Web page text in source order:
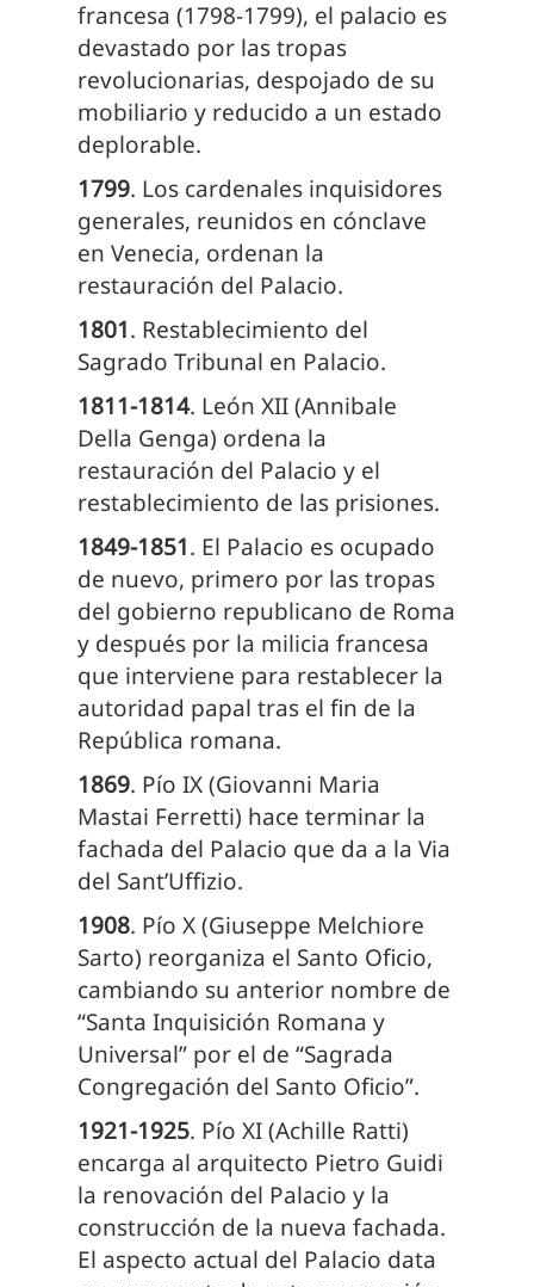
francesa (1798-1799), el palacio es
devastado por las tropas
revolucionarias, despojado de su
mobiliario y reducido a un estado
deplorable.
1799. Los cardenales inquisidores
generales, reunidos en cónclave
en Venecia, ordenan la
restauración del Palacio.
1801. Restablecimiento del
Sagrado Tribunal en Palacio.
1811-1814. León XII (Annibale
Della Genga) ordena la
restauración del Palacio y el
restablecimiento de las prisiones.
1849-1851. El Palacio es ocupado
de nuevo, primero por las tropas
del gobierno republicano de Roma
y después por la milicia francesa
que interviene para restablecer la
autoridad papal tras el fin de la
República romana.
1869. Pío IX (Giovanni Maria
Mastai Ferretti) hace terminar la
fachada del Palacio que da a la Via
del Sant’Uffizio.
1908. Pío X (Giuseppe Melchiore
Sarto) reorganiza el Santo Oficio,
cambiando su anterior nombre de
“Santa Inquisición Romana y
Universal” por el de “Sagrada
Congregación del Santo Oficio”.
1921-1925. Pío XI (Achille Ratti)
encarga al arquitecto Pietro Guidi
la renovación del Palacio y la
construcción de la nueva fachada.
El aspecto actual del Palacio data